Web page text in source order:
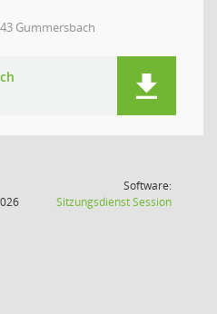
Gummersbach
Software:
SitzungsdienstSession(Wird in